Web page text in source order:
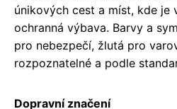
únikových cest a míst, kde je
ochranná výbava. Barvy a
pro nebezpečí, žlutá pro
rozpoznatelné a podle
Dopravní značení